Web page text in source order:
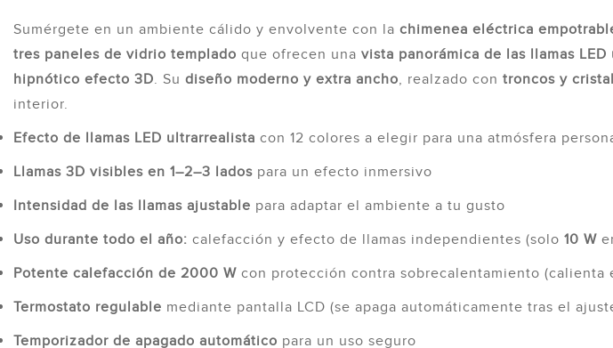
Sumérgete en un ambiente cálido y envolvente con la chimenea eléctrica
tres paneles de vidrio templado que ofrecen una vista panorámica de las llamas
hipnótico efecto 3D. Su diseño moderno y extra ancho, realzado con troncos y
interior.
Efecto de llamas LED ultrarrealista con 12 colores a elegir para una atmósfera
Llamas 3D visibles en 1–2–3 lados para un efecto inmersivo
Intensidad de las llamas ajustable para adaptar el ambiente a tu gusto
Uso durante todo el año: calefacción y efecto de llamas independientes (solo 10 W
Potente calefacción de 2000 W con protección contra sobrecalentamiento (calienta
Termostato regulable mediante pantalla LCD (se apaga automáticamente tras el
Temporizador de apagado automático para un uso seguro